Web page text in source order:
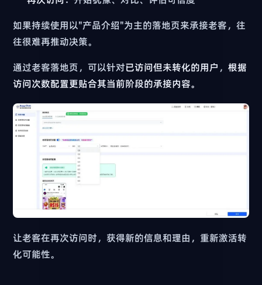
如果持续使用以"产品介绍"为主的落地页来承接老客，往
往很难再推动决策。
通过老客落地页，可以针对已访问但未转化的用户 ，根据
访问次数配置更贴合其当前阶段的承接内容。
让老客在再次访问时，获得新的信息和理由，重新激活转
化可能性。